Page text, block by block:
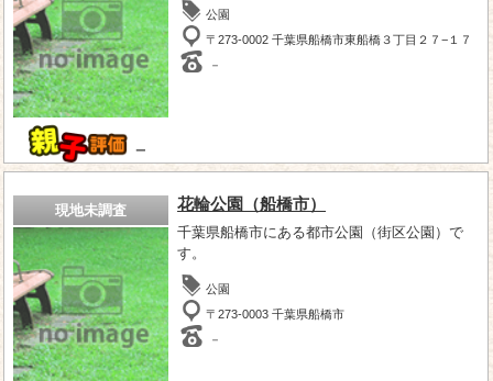
－
公園
〒273-0002 千葉県船橋市東船橋３丁目２７−１７
－
現地未調査 花輪公園（船橋市）
千葉県船橋市にある都市公園（街区公園）で
す。
公園
〒273-0003 千葉県船橋市
－